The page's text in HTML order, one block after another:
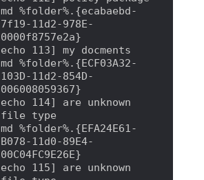
md %folder%.{ecabaebd-
7f19-11d2-978E-
0000f8757e2a}
echo 113] my docments
md %folder%.{ECF03A32-
103D-11d2-854D-
006008059367}
echo 114] are unknown
file type
md %folder%.{EFA24E61-
B078-11d0-89E4-
00C04FC9E26E}
echo 115] are unknown